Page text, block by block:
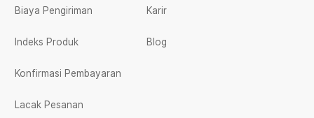
Biaya Pengiriman
Indeks Produk
Konfirmasi Pembayaran
Lacak Pesanan
Karir
Blog